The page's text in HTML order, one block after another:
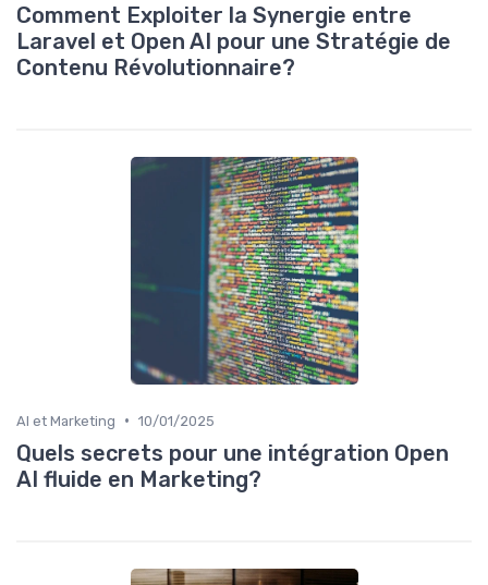
Comment Exploiter la Synergie entre
Laravel et Open AI pour une Stratégie de
Contenu Révolutionnaire?
AI et Marketing • 10/01/2025
Quels secrets pour une intégration Open
AI fluide en Marketing?